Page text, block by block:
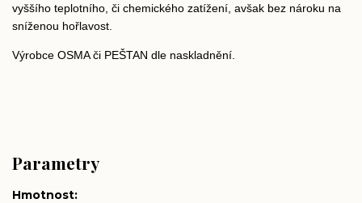
vyššího teplotního, či chemického zatížení, avšak bez nároku na
sníženou hořlavost.
Výrobce OSMA či PEŠTAN dle naskladnění.
Parametry
Hmotnost